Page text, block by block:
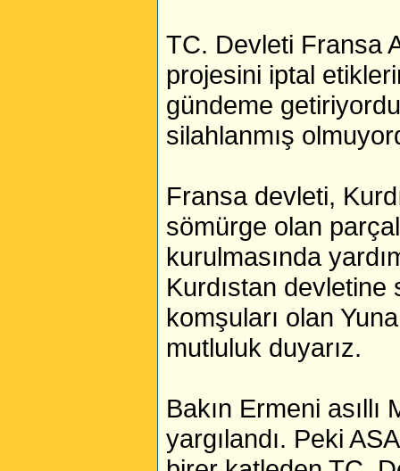
TC. Devleti Fransa
projesini iptal
gündeme
silahlanmış
Fransa devleti,
sömürge olan
kurulmasında
Kurdıstan devletine
komşuları olan
mutluluk duyarız.
Bakın Ermeni
yargılandı. Peki